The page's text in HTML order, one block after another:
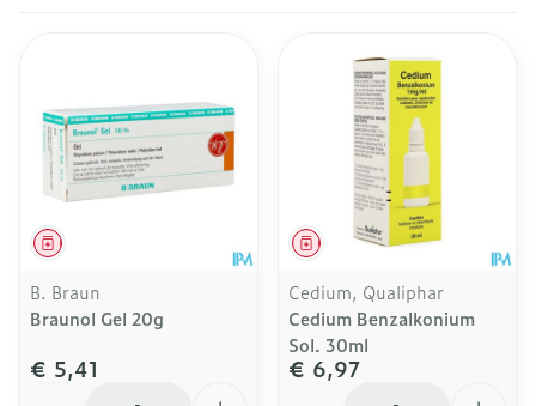
Geneesmiddel
B. Braun
Braunol Gel 20g
€ 5,41
Geneesmiddel
Cedium, Qualiphar
Cedium Benzalkonium
Sol. 30ml
€ 6,97